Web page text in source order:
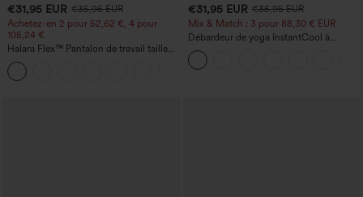
€31,95 EUR €35,95 EUR
Achetez-en 2 pour 52,62 €, 4 pour
105,24 €
Halara Flex™ Pantalon de travail taille
haute sculptant la silhouette, gainant la
taille, avec poches, jambe large en
micro-gaufre
€31,95 EUR €35,95 EUR
Mix & Match : 3 pour 88,30 € EUR
Débardeur de yoga InstantCool à
encolure en U et ourlet arrondi –
UPF50+